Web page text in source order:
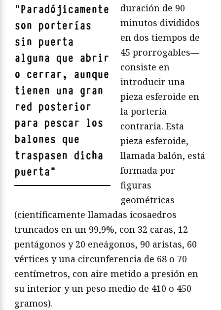
"Paradójicamente
son porterías
sin puerta
alguna que abrir
o cerrar, aunque
tienen una gran
red posterior
para pescar los
balones que
traspasen dicha
puerta"
duración de 90
minutos divididos
en dos tiempos de
45 prorrogables—
consiste en
introducir una
pieza esferoide en
la portería
contraria. Esta
pieza esferoide,
llamada balón, está
formada por
figuras
geométricas
(científicamente llamadas icosaedros
truncados en un 99,9%, con 32 caras, 12
pentágonos y 20 eneágonos, 90 aristas, 60
vértices y una circunferencia de 68 o 70
centímetros, con aire metido a presión en
su interior y un peso medio de 410 o 450
gramos).